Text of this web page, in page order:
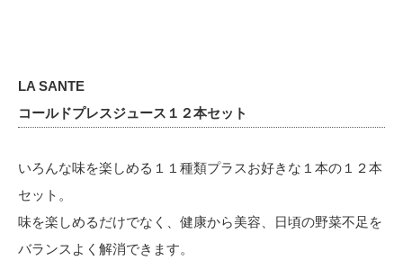
LA SANTE
コールドプレスジュース１２本セット
いろんな味を楽しめる１１種類プラスお好きな１本の１２本
セット。
味を楽しめるだけでなく、健康から美容、日頃の野菜不足を
バランスよく解消できます。